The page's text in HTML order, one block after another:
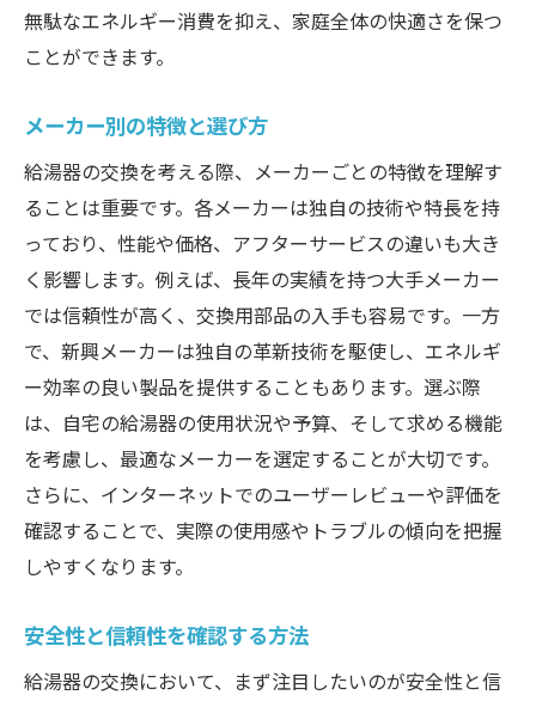
無駄なエネルギー消費を抑え、家庭全体の快適さを保つ
ことができます。
メーカー別の特徴と選び方
給湯器の交換を考える際、メーカーごとの特徴を理解す
ることは重要です。各メーカーは独自の技術や特長を持
っており、性能や価格、アフターサービスの違いも大き
く影響します。例えば、長年の実績を持つ大手メーカー
では信頼性が高く、交換用部品の入手も容易です。一方
で、新興メーカーは独自の革新技術を駆使し、エネルギ
ー効率の良い製品を提供することもあります。選ぶ際
は、自宅の給湯器の使用状況や予算、そして求める機能
を考慮し、最適なメーカーを選定することが大切です。
さらに、インターネットでのユーザーレビューや評価を
確認することで、実際の使用感やトラブルの傾向を把握
しやすくなります。
安全性と信頼性を確認する方法
給湯器の交換において、まず注目したいのが安全性と信